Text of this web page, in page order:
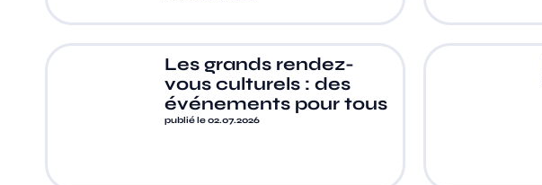
Les grands rendez-
vous culturels : des
événements pour tous
publié le 02.07.2026